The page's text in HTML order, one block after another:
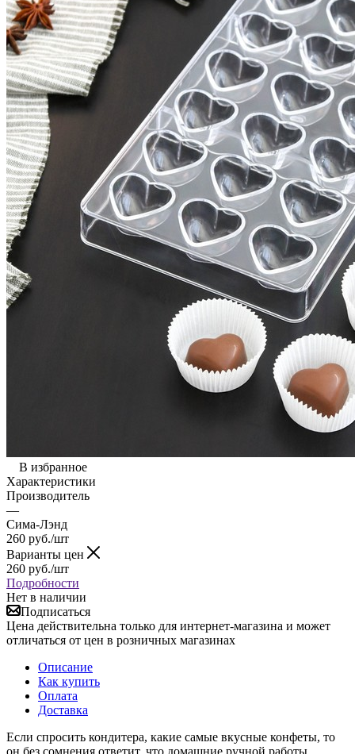
В избранное
Характеристики
Производитель
—
Сима-Лэнд
260 руб./шт
Варианты цен
260 руб./шт
Подробности
Нет в наличии
Подписаться
Цена действительна только для интернет-магазина и может
отличаться от цен в розничных магазинах
Описание
Как купить
Оплата
Доставка
Если спросить кондитера, какие самые вкусные конфеты, то
он без сомнения ответит, что домашние ручной работы.